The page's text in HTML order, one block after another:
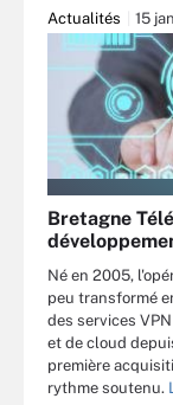
Actualités 15
Bretagne
Né en 2005,
peu transformé
des services
et de cloud
première
rythme soutenu.